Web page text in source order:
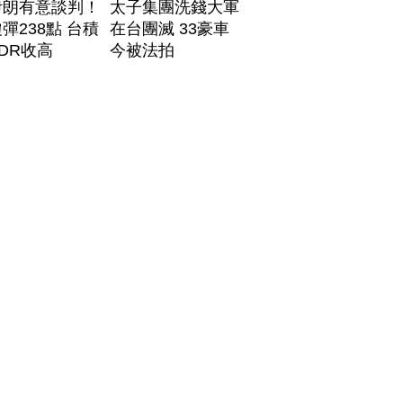
有意談判！
238點 台積
收高
太子集團洗錢大軍
在台團滅 33豪車
今被法拍